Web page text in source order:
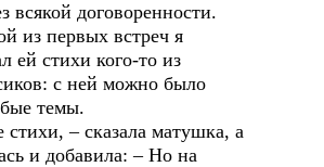
всякой договоренности.
из первых встреч я
ей стихи кого-то из
с ней можно было
темы.
– сказала матушка, а
и добавила: – Но на